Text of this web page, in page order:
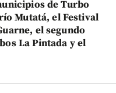
de Turbo
Mutatá, el Festival
el segundo
La Pintada y el